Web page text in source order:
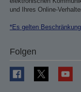
und Ihres Online-
*Es gelten
Folgen